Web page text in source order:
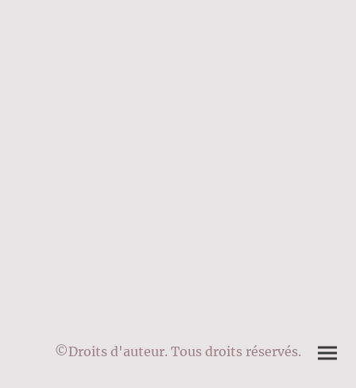
©Droits d'auteur. Tous droits réservés.